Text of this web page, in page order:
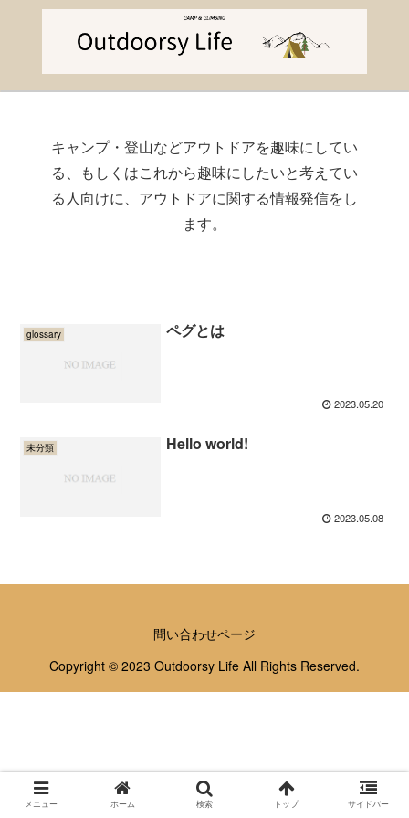
キャンプ・登山などアウトドアを趣味にしてい
る、もしくはこれから趣味にしたいと考えてい
る人向けに、アウトドアに関する情報発信をし
ます。
glossary ペグとは
2023.05.20
未分類 Hello world!
2023.05.08
問い合わせページ
Copyright © 2023 Outdoorsy Life All Rights Reserved.
メニュー ホーム 検索 トップ サイドバー